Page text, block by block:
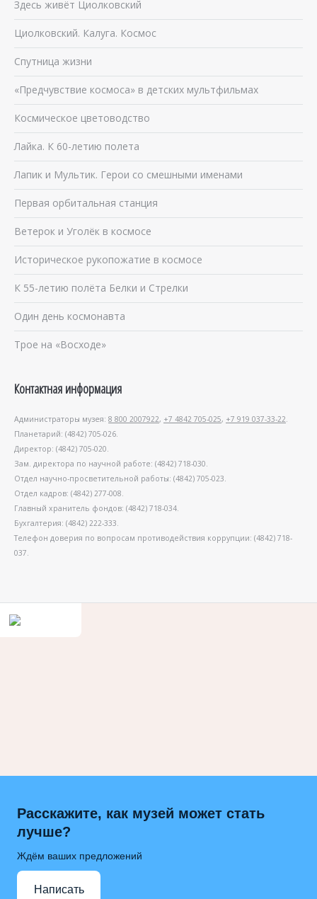
Здесь живёт Циолковский
Циолковский. Калуга. Космос
Спутница жизни
«Предчувствие космоса» в детских мультфильмах
Космическое цветоводство
Лайка. К 60-летию полета
Лапик и Мультик. Герои со смешными именами
Первая орбитальная станция
Ветерок и Уголёк в космосе
Историческое рукопожатие в космосе
К 55-летию полёта Белки и Стрелки
Один день космонавта
Трое на «Восходе»
Контактная информация
Администраторы музея: 8 800 2007922, +7 4842 705-025, +7 919 037-33-22.
Планетарий: (4842) 705-026.
Директор: (4842) 705-020.
Зам. директора по научной работе: (4842) 718-030.
Отдел научно-просветительной работы: (4842) 705-023.
Отдел кадров: (4842) 277-008.
Главный хранитель фондов: (4842) 718-034.
Бухгалтерия: (4842) 222-333.
Телефон доверия по вопросам противодействия коррупции: (4842) 718-
037.
Расскажите, как музей может стать
лучше?
Ждём ваших предложений
Написать